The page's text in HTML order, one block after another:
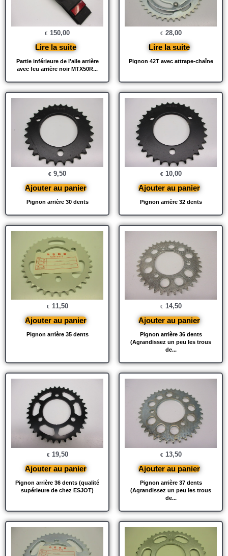
Partie inférieure de l’aile arrière
avec feu arrière noir MTX50R...
€ 150,00
Lire la suite
Pignon 42T avec attrape-chaîne
€ 28,00
Lire la suite
Pignon arrière 30 dents
€ 9,50
Ajouter au panier
Pignon arrière 32 dents
€ 10,00
Ajouter au panier
Pignon arrière 35 dents
€ 11,50
Ajouter au panier
Pignon arrière 36 dents
(Agrandissez un peu les trous
de...
€ 14,50
Ajouter au panier
Pignon arrière 36 dents (qualité
supérieure de chez ESJOT)
€ 19,50
Ajouter au panier
Pignon arrière 37 dents
(Agrandissez un peu les trous
de...
€ 13,50
Ajouter au panier